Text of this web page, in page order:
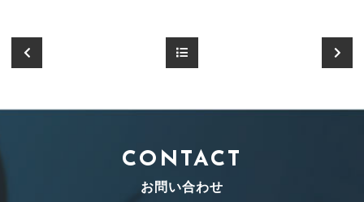
CONTACT
お問い合わせ